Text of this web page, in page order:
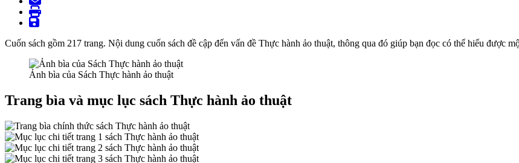
Cuốn sách gồm 217 trang. Nội dung cuốn sách đề cập đến vấn đề Thực hành ảo thuật, thông qua đó giúp bạn đọc có thể hiểu được
Ảnh bìa của Sách Thực hành ảo thuật
Trang bìa và mục lục sách Thực hành ảo thuật